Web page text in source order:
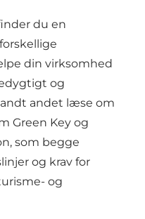
du en
din virksomhed
og
andet læse om
Green Key og
, som begge
og krav for
og